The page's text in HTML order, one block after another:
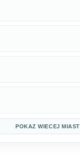
POKAZ WIECEJ MIAST